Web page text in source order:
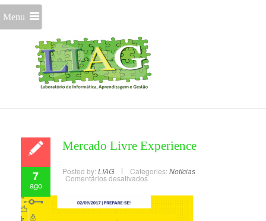
Menu
7
ago
Mercado Livre Experience
Posted by: LIAG Categories: Notícias
Comentários desativados